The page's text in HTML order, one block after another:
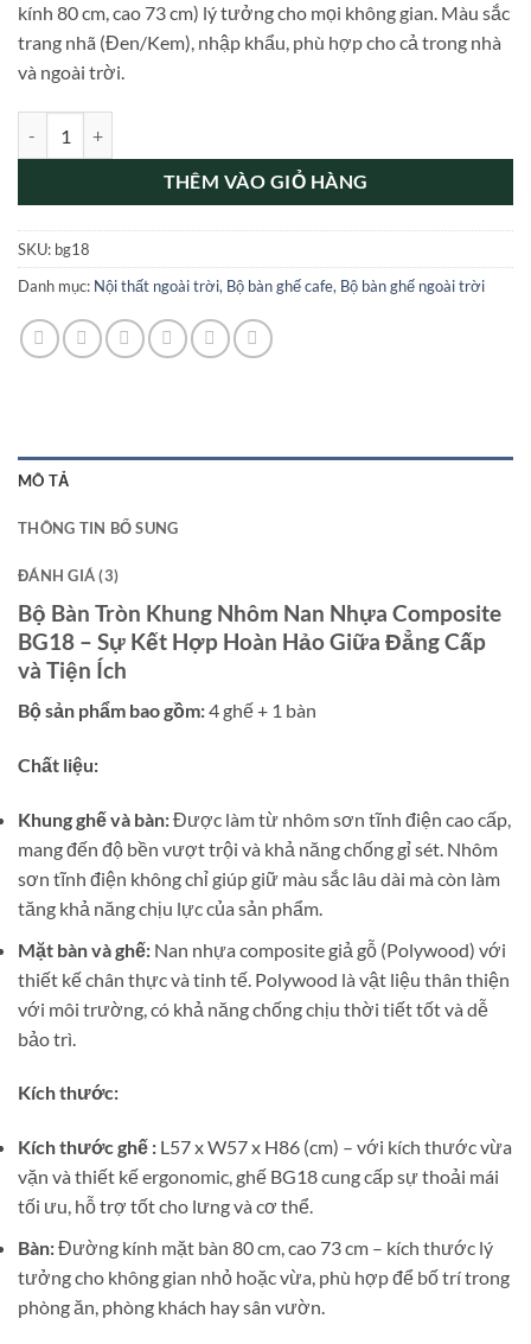
kính 80 cm, cao 73 cm) lý tưởng cho mọi không gian. Màu sắc
trang nhã (Đen/Kem), nhập khẩu, phù hợp cho cả trong nhà
và ngoài trời.
THÊM VÀO GIỎ HÀNG
SKU: bg18
Danh mục: Nội thất ngoài trời, Bộ bàn ghế cafe, Bộ bàn ghế ngoài trời
MÔ TẢ
THÔNG TIN BỔ SUNG
ĐÁNH GIÁ (3)
Bộ Bàn Tròn Khung Nhôm Nan Nhựa Composite
BG18 – Sự Kết Hợp Hoàn Hảo Giữa Đẳng Cấp
và Tiện Ích
Bộ sản phẩm bao gồm:4 ghế + 1 bàn
Chất liệu:
Khung ghế và bàn:Được làm từ nhôm sơn tĩnh điện cao cấp,
mang đến độ bền vượt trội và khả năng chống gỉ sét. Nhôm
sơn tĩnh điện không chỉ giúp giữ màu sắc lâu dài mà còn làm
tăng khả năng chịu lực của sản phẩm.
Mặt bàn và ghế: Nan nhựa composite giả gỗ (Polywood) với
thiết kế chân thực và tinh tế. Polywood là vật liệu thân thiện
với môi trường, có khả năng chống chịu thời tiết tốt và dễ
bảo trì.
Kích thước:
Kích thước ghế : L57 x W57 x H86 (cm) – với kích thước vừa
vặn và thiết kế ergonomic, ghế BG18 cung cấp sự thoải mái
tối ưu, hỗ trợ tốt cho lưng và cơ thể.
Bàn:Đường kính mặt bàn 80 cm, cao 73 cm – kích thước lý
tưởng cho không gian nhỏ hoặc vừa, phù hợp để bố trí trong
phòng ăn, phòng khách hay sân vườn.